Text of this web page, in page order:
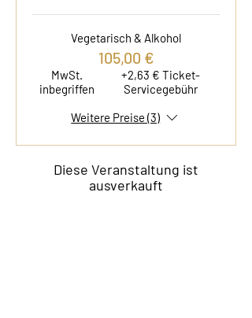
Vegetarisch & Alkohol
105,00 €
MwSt.
inbegriffen
+2,63 € Ticket-
Servicegebühr
Weitere Preise (3)
Diese Veranstaltung ist
ausverkauft